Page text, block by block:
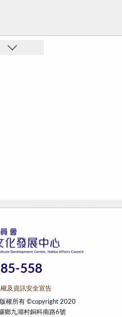
558
權及資訊安全宣告
權所有 ©copyright 2020
鄉九湖村銅科南路6號